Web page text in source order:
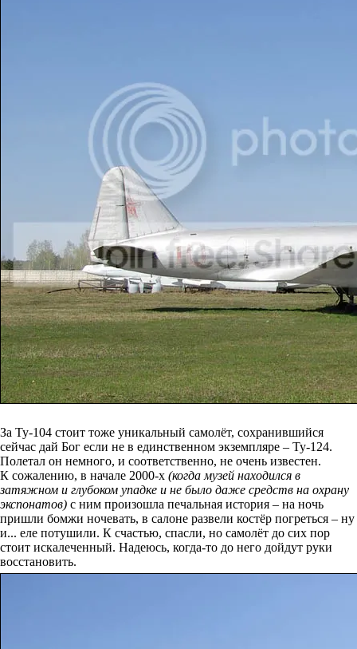
За Ту-104 стоит тоже уникальный самолёт, сохранившийся
сейчас дай Бог если не в единственном экземпляре – Ту-124.
Полетал он немного, и соответственно, не очень известен.
К сожалению, в начале 2000-х (когда музей находился в
затяжном и глубоком упадке и не было даже средств на охрану
экспонатов) с ним произошла печальная история – на ночь
пришли бомжи ночевать, в салоне развели костёр погреться – ну
и... еле потушили. К счастью, спасли, но самолёт до сих пор
стоит искалеченный. Надеюсь, когда-то до него дойдут руки
восстановить.